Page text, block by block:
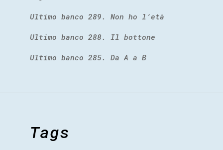
Ultimo banco 289. Non ho l’età
Ultimo banco 288. Il bottone
Ultimo banco 285. Da A a B
Tags